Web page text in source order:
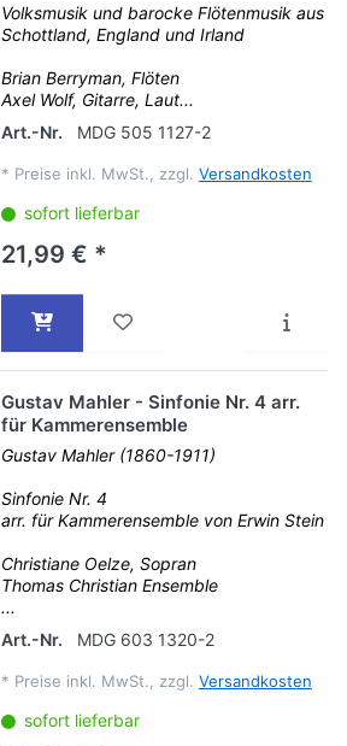
Volksmusik und barocke Flötenmusik aus
Schottland, England und Irland
Brian Berryman, Flöten
Axel Wolf, Gitarre, Laut...
Art.-Nr.
MDG 505 1127-2
* Preise inkl. MwSt., zzgl. Versandkosten
sofort lieferbar
21,99 € *
Gustav Mahler - Sinfonie Nr. 4 arr.
für Kammerensemble
Gustav Mahler (1860-1911)
Sinfonie Nr. 4
arr. für Kammerensemble von Erwin Stein
Christiane Oelze, Sopran
Thomas Christian Ensemble
...
Art.-Nr.
MDG 603 1320-2
* Preise inkl. MwSt., zzgl. Versandkosten
sofort lieferbar